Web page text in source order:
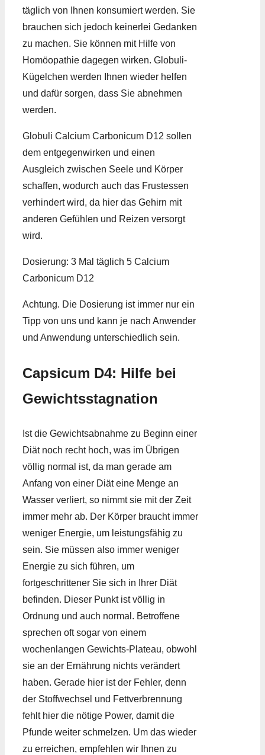
täglich von Ihnen konsumiert werden. Sie
brauchen sich jedoch keinerlei Gedanken
zu machen. Sie können mit Hilfe von
Homöopathie dagegen wirken. Globuli-
Kügelchen werden Ihnen wieder helfen
und dafür sorgen, dass Sie abnehmen
werden.
Globuli Calcium Carbonicum D12 sollen
dem entgegenwirken und einen
Ausgleich zwischen Seele und Körper
schaffen, wodurch auch das Frustessen
verhindert wird, da hier das Gehirn mit
anderen Gefühlen und Reizen versorgt
wird.
Dosierung: 3 Mal täglich 5 Calcium
Carbonicum D12
Achtung. Die Dosierung ist immer nur ein
Tipp von uns und kann je nach Anwender
und Anwendung unterschiedlich sein.
Capsicum D4: Hilfe bei
Gewichtsstagnation
Ist die Gewichtsabnahme zu Beginn einer
Diät noch recht hoch, was im Übrigen
völlig normal ist, da man gerade am
Anfang von einer Diät eine Menge an
Wasser verliert, so nimmt sie mit der Zeit
immer mehr ab. Der Körper braucht immer
weniger Energie, um leistungsfähig zu
sein. Sie müssen also immer weniger
Energie zu sich führen, um
fortgeschrittener Sie sich in Ihrer Diät
befinden. Dieser Punkt ist völlig in
Ordnung und auch normal. Betroffene
sprechen oft sogar von einem
wochenlangen Gewichts-Plateau, obwohl
sie an der Ernährung nichts verändert
haben. Gerade hier ist der Fehler, denn
der Stoffwechsel und Fettverbrennung
fehlt hier die nötige Power, damit die
Pfunde weiter schmelzen. Um das wieder
zu erreichen, empfehlen wir Ihnen zu